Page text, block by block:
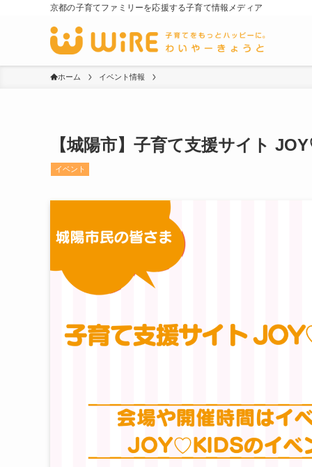
京都の子育てファミリーを応援する子育て情報メディア
ホーム イベント情報
【城陽市】子育て支援サイト
イベント